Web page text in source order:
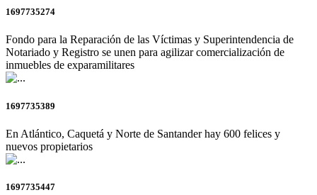
1697735274
Fondo para la Reparación de las Víctimas y Superintendencia de
Notariado y Registro se unen para agilizar comercialización de
inmuebles de exparamilitares
1697735389
En Atlántico, Caquetá y Norte de Santander hay 600 felices y
nuevos propietarios
1697735447